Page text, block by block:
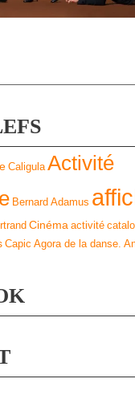
Caligula Activité
Bernard Adamus
Cinéma activité
Capic Agora de la danse.